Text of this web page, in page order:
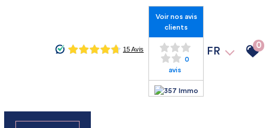
Voir nos avis
clients
0
avis
FR
0